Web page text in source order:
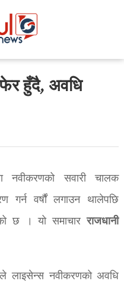
हुँदै, अवधि
सवारी चालक
गर्न वर्षौं लगाउन थालेपछि
छ । यो समाचारराजधानी
लाइसेन्स नवीकरणको अवधि